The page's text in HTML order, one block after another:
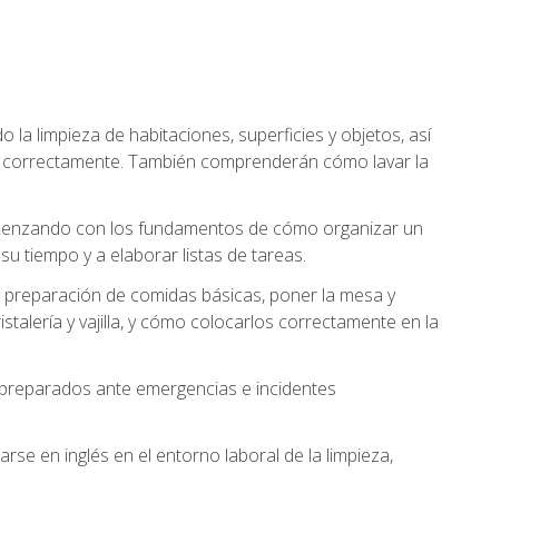
la limpieza de habitaciones, superficies y objetos, así
También comprenderán cómo lavar la
con los fundamentos de cómo organizar un
tiempo y a elaborar listas de tareas.
de comidas básicas, poner la mesa y
y vajilla, y cómo colocarlos correctamente en la
ante emergencias e incidentes
en inglés en el entorno laboral de la limpieza,